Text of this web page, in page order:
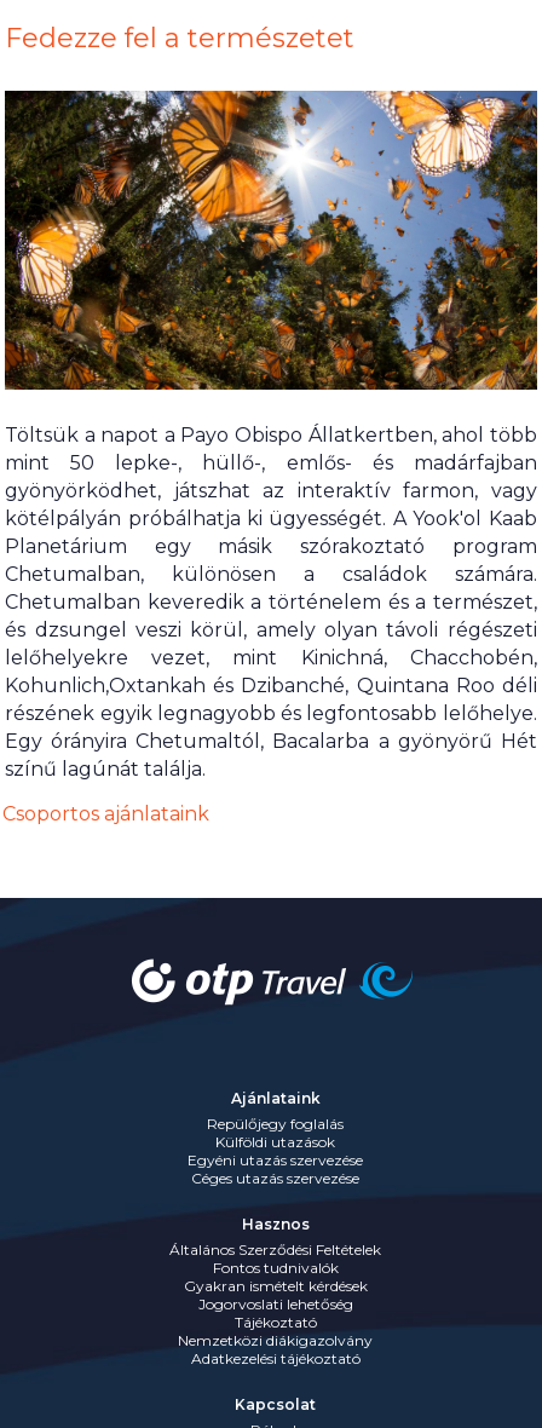
Fedezze fel a természetet
Töltsük a napot a Payo Obispo Állatkertben, ahol több
mint 50 lepke-, hüllő-, emlős- és madárfajban
gyönyörködhet, játszhat az interaktív farmon, vagy
kötélpályán próbálhatja ki ügyességét. A Yook'ol Kaab
Planetárium egy másik szórakoztató program
Chetumalban, különösen a családok számára.
Chetumalban keveredik a történelem és a természet,
és dzsungel veszi körül, amely olyan távoli régészeti
lelőhelyekre vezet, mint Kinichná, Chacchobén,
Kohunlich,Oxtankah és Dzibanché, Quintana Roo déli
részének egyik legnagyobb és legfontosabb lelőhelye.
Egy órányira Chetumaltól, Bacalarba a gyönyörű Hét
színű lagúnát találja.
Csoportos ajánlataink
Ajánlataink
Repülőjegy foglalás
Külföldi utazások
Egyéni utazás szervezése
Céges utazás szervezése
Hasznos
Általános Szerződési Feltételek
Fontos tudnivalók
Gyakran ismételt kérdések
Jogorvoslati lehetőség
Tájékoztató
Nemzetközi diákigazolvány
Adatkezelési tájékoztató
Kapcsolat